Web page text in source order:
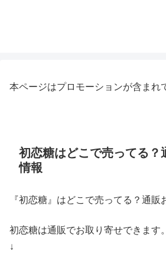
本ページはプロモーションが含まれ
初恋糖はどこで売ってる？
情報
『初恋糖』はどこで売ってる？通販
初恋糖は通販でお取り寄せできます。
↓